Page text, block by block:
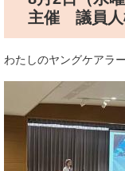
主催 議員人
わたしのヤングケアラ